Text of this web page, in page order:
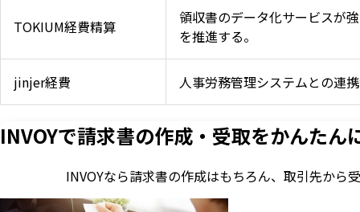
TOKIUM経費精算
領収書のデータ化サービスが
を推進する。
jinjer経費 人事労務管理システムとの連
INVOYで請求書の作成・ 受取をかんたん
INVOYなら請求書の作成はもちろん、 取引先から